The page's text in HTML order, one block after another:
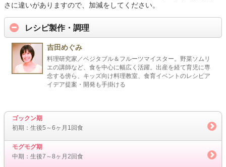
さに違いがありますので、加減をしてください。
レシピ製作・調理
吉田めぐみ
料理研究家／ベジタブル＆フルーツマイスター。野菜ソムリ
エの講師など、食を中心に幅広く活躍。出産を経て育児に専
念する傍ら、キッズ向け料理教室、食育イベントのレシピア
イデア提案・開発も手掛ける
ゴックン期
初期：生後5～6ヶ月1回食
モグモグ期
中期：生後7～8ヶ月2回食